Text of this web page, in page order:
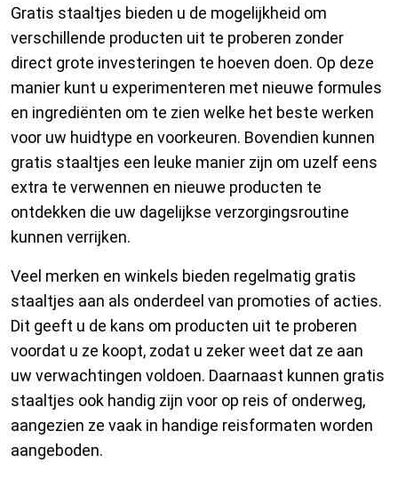
Gratis staaltjes bieden u de mogelijkheid om
verschillende producten uit te proberen zonder
direct grote investeringen te hoeven doen. Op deze
manier kunt u experimenteren met nieuwe formules
en ingrediënten om te zien welke het beste werken
voor uw huidtype en voorkeuren. Bovendien kunnen
gratis staaltjes een leuke manier zijn om uzelf eens
extra te verwennen en nieuwe producten te
ontdekken die uw dagelijkse verzorgingsroutine
kunnen verrijken.
Veel merken en winkels bieden regelmatig gratis
staaltjes aan als onderdeel van promoties of acties.
Dit geeft u de kans om producten uit te proberen
voordat u ze koopt, zodat u zeker weet dat ze aan
uw verwachtingen voldoen. Daarnaast kunnen gratis
staaltjes ook handig zijn voor op reis of onderweg,
aangezien ze vaak in handige reisformaten worden
aangeboden.